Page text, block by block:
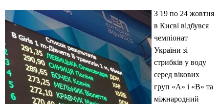
З 19 по 24 жовтня
в Києві відбувся
чемпіонат
України зі
стрибків у воду
серед вікових
груп «А» і «В» та
міжнародний